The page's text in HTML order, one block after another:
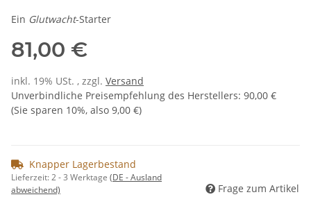
Ein Glutwacht-Starter
81,00 €
inkl. 19% USt. , zzgl. Versand
Unverbindliche Preisempfehlung des Herstellers: 90,00 €
(Sie sparen 10%, also 9,00 €)
Knapper Lagerbestand
Lieferzeit:2 - 3 Werktage (DE - Ausland
abweichend)
Frage zum Artikel